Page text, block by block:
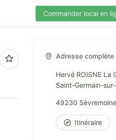
Commander local en
Adresse complète
Hervé ROISNE La
Saint-Germain-
49230 Sèvremoine
Itinéraire